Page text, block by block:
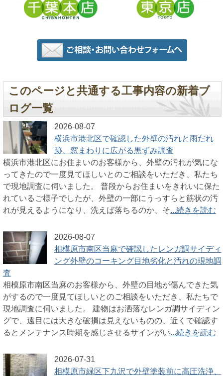
このページと共通する工事内容の新着ブ
ログ一覧
2026-08-07
横浜市港北区で確認した外壁の汚れと雨だれ
跡、窓まわりに広がる黒ずみ調査
横浜市港北区にお住まいのお客様から、外壁の汚れが気にな
ってきたので一度見てほしいとのご相談をいただき、私たち
で現地調査に伺いました。 普段からお住まいをきれいに保た
れているご様子でしたが、外壁の一部にうっすらと筋状の汚
れが見えるようになり、洗えば落ちるのか、そ...続きを読む
2026-08-07
相模原市南区当麻で確認したレンガ調サイディ
ング外壁のコーキング目地劣化と汚れの現地調
査
相模原市南区当麻のお客様から、外壁の目地が傷んできた気
がするので一度見てほしいとのご相談をいただき、私たちで
現地調査に伺いました。 建物はお洒落なレンガ調サイディン
グで、遠目には大きな破損は見えないものの、近くで確認す
るとメンテナンス時期を感じさせるサインがい...続きを読む
2026-07-31
相模原市緑区下九沢で外壁塗装前に高圧洗浄、